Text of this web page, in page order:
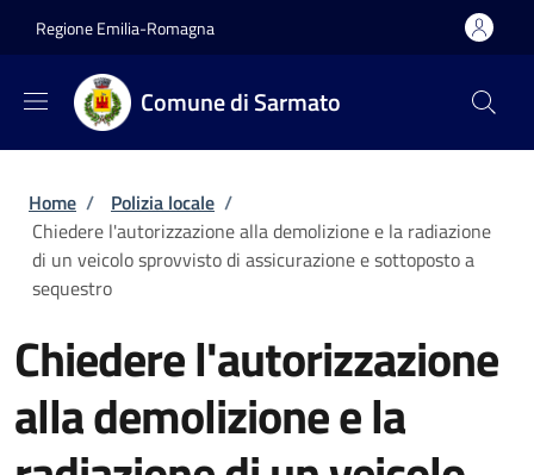
Regione Emilia-Romagna
Comune di Sarmato
Briciole di pane
Home / Polizia locale /
Chiedere l'autorizzazione alla demolizione e la radiazione
di un veicolo sprovvisto di assicurazione e sottoposto a
sequestro
Chiedere l'autorizzazione
alla demolizione e la